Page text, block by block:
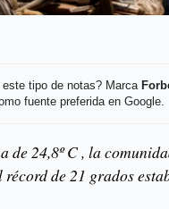
este tipo de notas? Marca
fuente preferida en Google.
de 24,8º C , la
de 21 grados